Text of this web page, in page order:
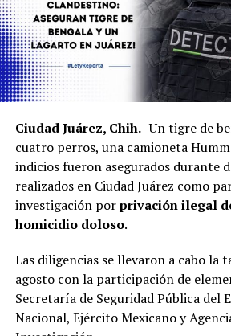
Ciudad Juárez, Chih.-Un tigre de
cuatro perros, una camioneta
indicios fueron asegurados durante
realizados en Ciudad Juárez como
investigación porprivación ilegal
homicidio doloso.
Las diligencias se llevaron a cabo la
agosto con la participación de
Secretaría de Seguridad Pública del
Nacional, Ejército Mexicano y